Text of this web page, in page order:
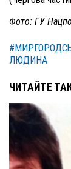
Фото: ГУ
ЛЮДИНА
ЧИТАЙТЕ